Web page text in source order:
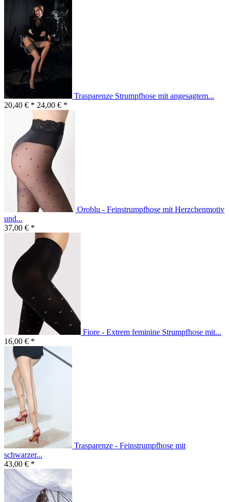
Trasparenze Strumpfhose mit angesagtem...
20,40 € * 24,00 € *
Oroblu - Feinstrumpfhose mit Herzchenmotiv
und...
37,00 € *
Fiore - Extrem feminine Strumpfhose mit...
16,00 € *
Trasparenze - Feinstrumpfhose mit
schwarzer...
43,00 € *